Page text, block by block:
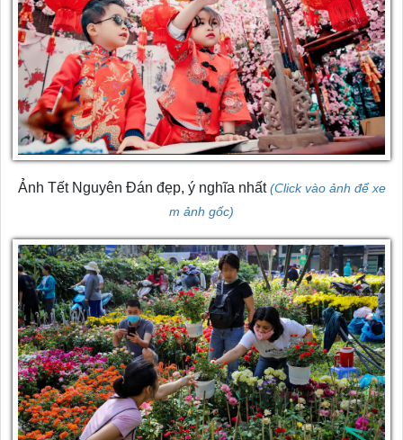
Ảnh Tết Nguyên Đán đẹp, ý nghĩa nhất(Click vào ảnh để xe
m ảnh gốc)